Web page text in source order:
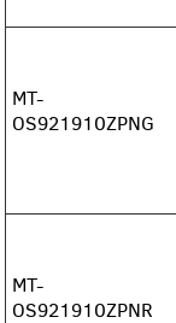
MT-
OS921910ZPNG
MT-
OS921910ZPNR